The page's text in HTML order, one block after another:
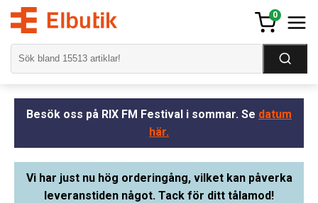
0
Besök oss på RIX FM Festival i sommar. Se datum
här.
Vi har just nu hög orderingång, vilket kan påverka
leveranstiden något. Tack för ditt tålamod!